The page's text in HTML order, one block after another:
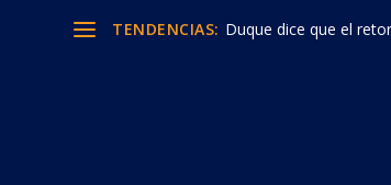
TENDENCIAS: Duque dice que el